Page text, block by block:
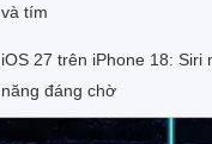
và tím
iOS 27 trên iPhone 18: Siri
năng đáng chờ